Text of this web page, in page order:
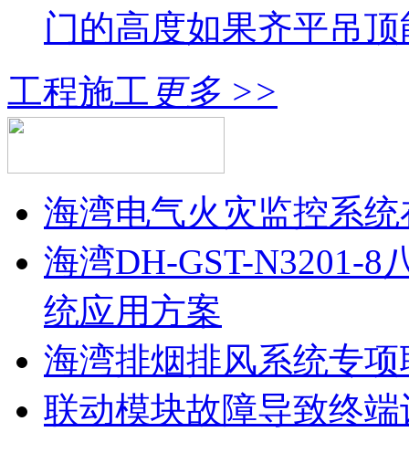
门的高度如果齐平吊
工程施工 更多 >>
海湾电气火灾监控系
海湾DH-GST-N3201-8
统应用方案
海湾排烟排风系统专
联动模块故障导致终